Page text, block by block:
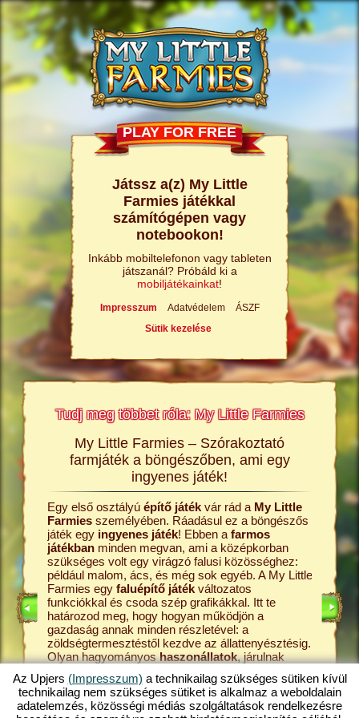
PLAY FOR FREE
Játssz a(z) My Little
Farmies játékkal
számítógépen vagy
notebookon!
Inkább mobiltelefonon vagy tableten
játszanál? Próbáld ki a
mobiljátékainkat!
Impresszum Adatvédelem
ÁSZF
Sütik kezelése
Tudj meg többet róla: My Little Farmies
és a
My Little Farmies – Szórakoztató
farmjáték a böngészőben, ami egy
ingyenes játék!
Egy első osztályú építő játékvár rád a My Little
Farmiesszemélyében. Ráadásul ez a böngészős
játék egy ingyenes játék! Ebben a farmos
játékbanminden megvan, ami a középkorban
szükséges volt egy virágzó falusi közösséghez:
például malom, ács, és még sok egyéb. A My Little
Farmies egy faluépítő játékváltozatos
funkciókkal és csoda szép grafikákkal. Itt te
határozod meg, hogy hogyan működjön a
gazdaság annak minden részletével: a
zöldségtermesztéstől kezdve az állattenyésztésig.
Olyan hagyományoshaszonállatok, járulnak
mangalica sertésvagy a gyapjas tyúk. Hozz létre
egy virágzó gazdaságot a My Little Farmies
játékban, amely azonline játékokegyik
A
Farmies
Ezek
kezdd
farmos
játék.
pedig
My
hát ki a
Fedezd
Az Upjers (Impresszum) a technikailag szükséges sütiken kívül
technikailag nem szükséges sütiket is alkalmaz a weboldalain
adatelemzés, közösségi médiás szolgáltatások rendelkezésre